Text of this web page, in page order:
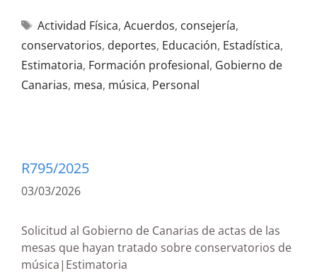
Actividad Física, Acuerdos, consejería,
conservatorios, deportes, Educación, Estadística,
Estimatoria, Formación profesional, Gobierno de
Canarias, mesa, música, Personal
R795/2025
03/03/2026
Solicitud al Gobierno de Canarias de actas de las
mesas que hayan tratado sobre conservatorios de
música|Estimatoria